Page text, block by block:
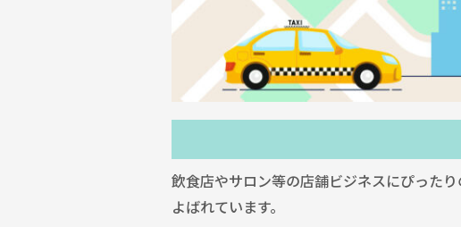
飲食店やサロン等の店舗ビジネスにぴった
よばれています。